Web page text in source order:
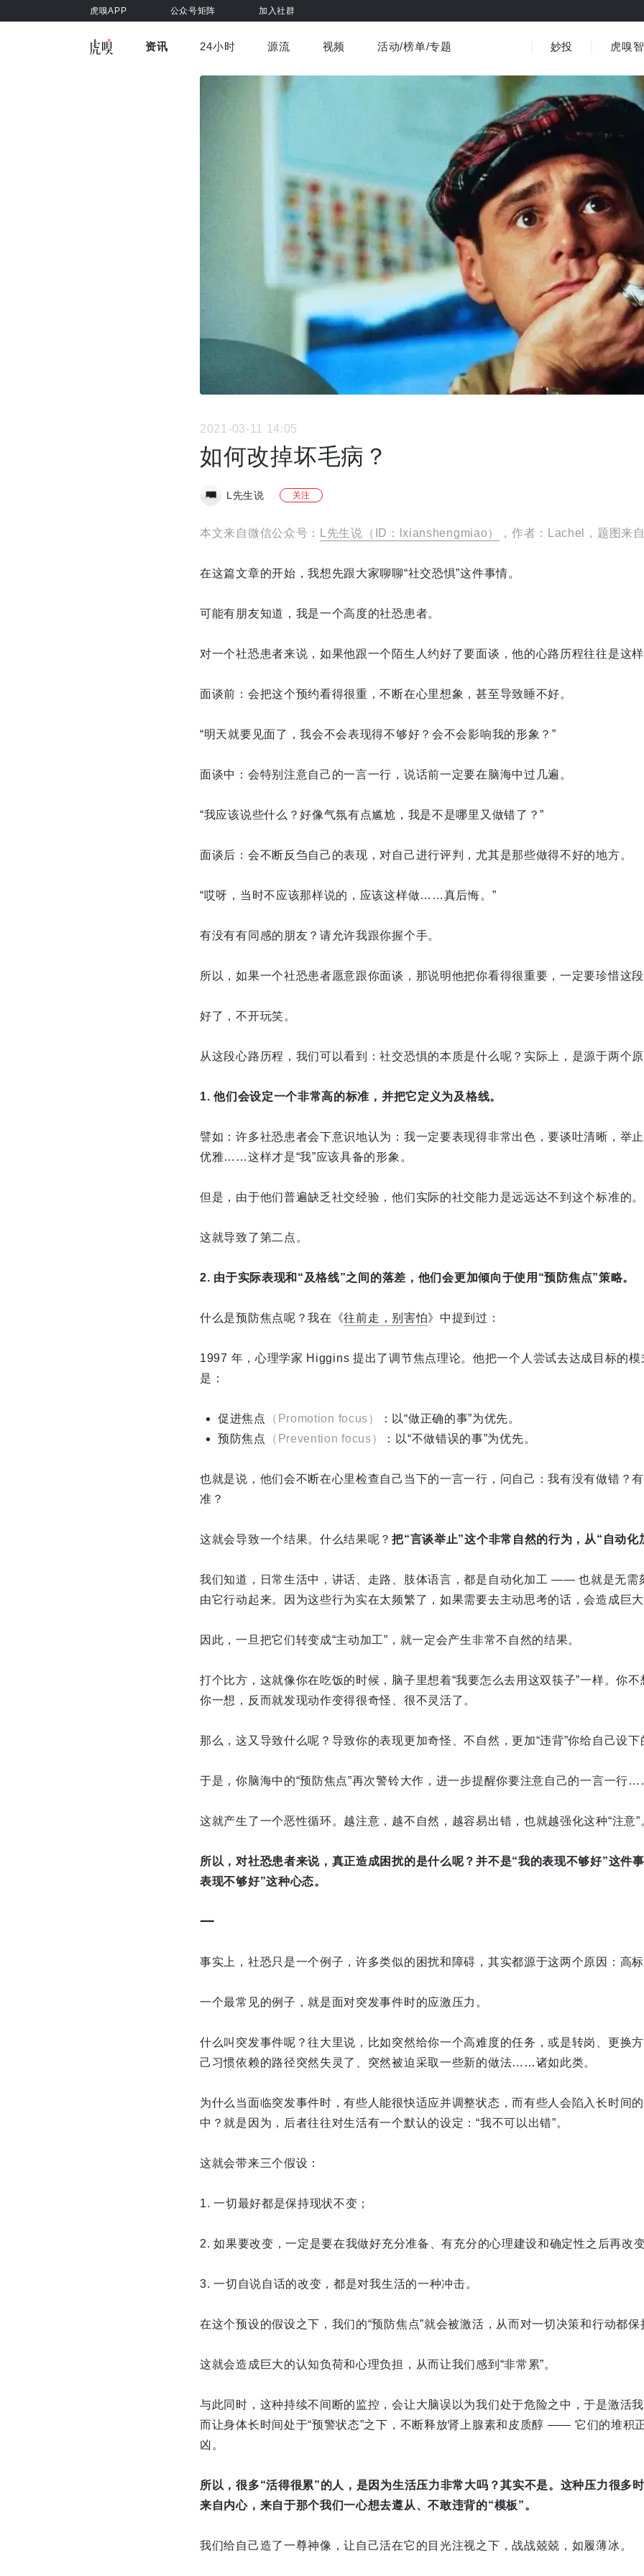
虎嗅APP 公众号矩阵 加入社群
资讯
车与出行 商业消费 社会文化 金融财经
出海
3C数码 观点
24小时 源流 视频
虎嗅视界
活动/榜单/专题 妙投 虎嗅
2021-03-11 14:05
如何改掉坏毛病？
L先生说 关注
本文来自微信公众号： L先生说（ID：lxianshengmiao） ，作者：Lachel，题图来
在这篇文章的开始，我想先跟大家聊聊“社交恐惧”这件事情。
可能有朋友知道，我是一个高度的社恐患者。
对一个社恐患者来说，如果他跟一个陌生人约好了要面谈，他的心路历程往往是这
面谈前：会把这个预约看得很重，不断在心里想象，甚至导致睡不好。
“明天就要见面了，我会不会表现得不够好？会不会影响我的形象？”
面谈中：会特别注意自己的一言一行，说话前一定要在脑海中过几遍。
“我应该说些什么？好像气氛有点尴尬，我是不是哪里又做错了？”
面谈后：会不断反刍自己的表现，对自己进行评判，尤其是那些做得不好的地方。
“哎呀，当时不应该那样说的，应该这样做……真后悔。”
有没有有同感的朋友？请允许我跟你握个手。
所以，如果一个社恐患者愿意跟你面谈，那说明他把你看得很重要，一定要珍惜这
好了，不开玩笑。
从这段心路历程，我们可以看到：社交恐惧的本质是什么呢？实际上，是源于两个
1. 他们会设定一个非常高的标准，并把它定义为及格线。
譬如：许多社恐患者会下意识地认为：我一定要表现得非常出色，要谈吐清晰，举
优雅……这样才是“我”应该具备的形象。
但是，由于他们普遍缺乏社交经验，他们实际的社交能力是远远达不到这个标准的。
这就导致了第二点。
2. 由于实际表现和“及格线”之间的落差，他们会更加倾向于使用“预防焦点”策略。
什么是预防焦点呢？我在《往前走，别害怕》中提到过：
1997 年，心理学家 Higgins 提出了调节焦点理论。他把一个人尝试去达成目标的
是：
促进焦点 （Promotion focus）
：以“做正确的事”为优先。
预防焦点
（Prevention focus） ：以“不做错误的事”为优先。
也就是说，他们会不断在心里检查自己当下的一言一行，问自己：我有没有做错？
准？
这就会导致一个结果。什么结果呢？把“言谈举止”这个非常自然的行为，从“自动化
我们知道，日常生活中，讲话、走路、肢体语言，都是自动化加工 —— 也就是无需
由它行动起来。因为这些行为实在太频繁了，如果需要去主动思考的话，会造成巨
因此，一旦把它们转变成“主动加工”，就一定会产生非常不自然的结果。
打个比方，这就像你在吃饭的时候，脑子里想着“我要怎么去用这双筷子”一样。你
你一想，反而就发现动作变得很奇怪、很不灵活了。
那么，这又导致什么呢？导致你的表现更加奇怪、不自然，更加“违背”你给自己设下
于是，你脑海中的“预防焦点”再次警铃大作，进一步提醒你要注意自己的一言一行
这就产生了一个恶性循环。越注意，越不自然，越容易出错，也就越强化这种“注意”
所以，对社恐患者来说，真正造成困扰的是什么呢？并不是“我的表现不够好”这件
表现不够好”这种心态。
一
事实上，社恐只是一个例子，许多类似的困扰和障碍，其实都源于这两个原因：高
一个最常见的例子，就是面对突发事件时的应激压力。
什么叫突发事件呢？往大里说，比如突然给你一个高难度的任务，或是转岗、更换
己习惯依赖的路径突然失灵了、突然被迫采取一些新的做法……诸如此类。
为什么当面临突发事件时，有些人能很快适应并调整状态，而有些人会陷入长时间
中？就是因为，后者往往对生活有一个默认的设定：“我不可以出错”。
这就会带来三个假设：
1. 一切最好都是保持现状不变；
2. 如果要改变，一定是要在我做好充分准备、有充分的心理建设和确定性之后再改
3. 一切自说自话的改变，都是对我生活的一种冲击。
在这个预设的假设之下，我们的“预防焦点”就会被激活，从而对一切决策和行动都
这就会造成巨大的认知负荷和心理负担，从而让我们感到“非常累”。
与此同时，这种持续不间断的监控，会让大脑误以为我们处于危险之中，于是激活
而让身体长时间处于“预警状态”之下，不断释放肾上腺素和皮质醇 —— 它们的堆积
凶。
所以，很多“活得很累”的人，是因为生活压力非常大吗？其实不是。这种压力很多
来自内心，来自于那个我们一心想去遵从、不敢违背的“模板”。
我们给自己造了一尊神像，让自己活在它的目光注视之下，战战兢兢，如履薄冰。